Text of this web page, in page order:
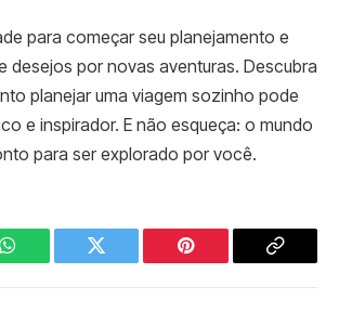
para começar seu planejamento e
desejos por novas aventuras. Descubra
planejar uma viagem sozinho pode
e inspirador. E não esqueça: o mundo
para ser explorado por você.
WhatsApp Twitter Pinterest
Copy